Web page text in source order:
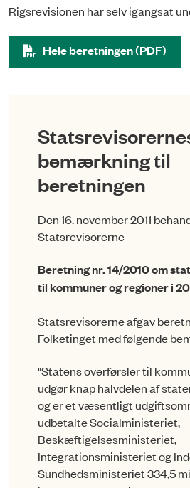
Rigsrevisionen har selv igangsat
Hele beretningen (PDF)
bemærkning til
beretningen
Den 16. november 2011
Statsrevisorerne
Beretning nr. 14/2010 om
til kommuner og regioner i
Statsrevisorerne afgav
Folketinget med følgende
"Statens overførsler til
udgør knap halvdelen af
og er et væsentligt
udbetalte Socialministeriet,
Beskæftigelsesministeriet,
Integrationsministeriet og
Sundhedsministeriet 334,5